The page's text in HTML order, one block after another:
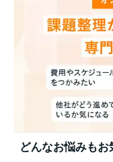
どんなお悩みも